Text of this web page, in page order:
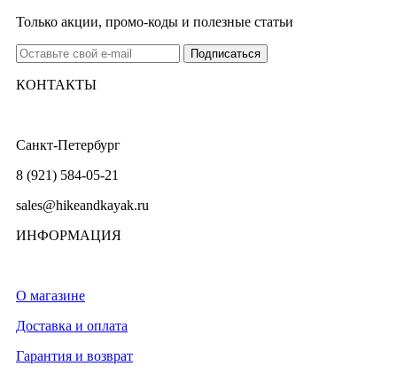
Только акции, промо-коды и полезные статьи
КОНТАКТЫ
Санкт-Петербург
8 (921) 584-05-21
sales@hikeandkayak.ru
ИНФОРМАЦИЯ
О магазине
Доставка и оплата
Гарантия и возврат